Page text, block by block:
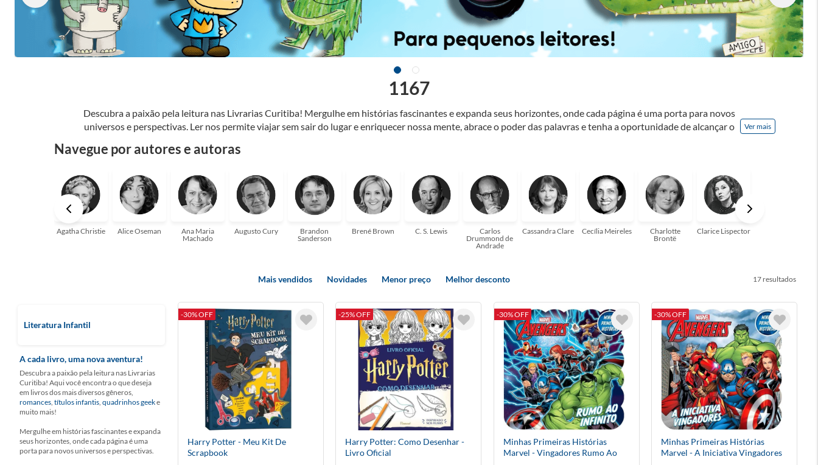
Descubra a paixão pela leitura nas Livrarias Curitiba! Mergulhe em histórias fascinantes e expanda seus horizontes, onde cada página é uma porta para novos
universos e perspectivas. Ler nos permite viajar sem sair do lugar e enriquecer nossa mente, abrace o poder das palavras e tenha a oportunidade de alcançar o
aqui para ajudar a transformar a sua! Tenha certeza, temos o livro perfeito para você!
Ver mais
1167
Navegue por autores e autoras
Agatha Christie Alice Oseman
Ana Maria
Machado
Augusto Cury
Brandon
Sanderson
Brené Brown C. S. Lewis
Carlos
Drummond de
Andrade
Cassandra Clare Cecília Meireles
Charlotte
Brontë
Clarice Lispector
Mais vendidos Novidades Menor preço Melhor desconto 17
Literatura Infantil
A cada livro, uma nova aventura!
Descubra a paixão pela leitura nas Livrarias
Curitiba! Aqui você encontra o que deseja
em livros dos mais diversos gêneros,
romances, títulos infantis, quadrinhos geeke
muito mais!
Mergulhe em histórias fascinantes e expanda
seus horizontes, onde cada página é uma
porta para novos universos e perspectivas.
-30% OFF
Harry Potter - Meu Kit De
Scrapbook
-25% OFF
Harry Potter: Como Desenhar -
Livro Oficial
-30% OFF
Minhas Primeiras Histórias
Marvel - Vingadores Rumo Ao
-30% OFF
Minhas Primeiras Histórias
Marvel - A Iniciativa Vingadores